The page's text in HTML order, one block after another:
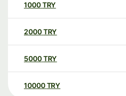
1000TRY
2000TRY
5000TRY
10000 TRY